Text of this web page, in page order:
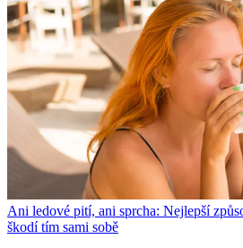
Ani ledové pití, ani sprcha: Nejlepší
škodí tím sami sobě